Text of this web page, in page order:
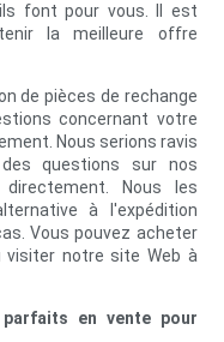
font pour vous. Il est
la meilleure offre
de pièces de rechange
concernant votre
Nous serions ravis
questions sur nos
Nous les
à l'expédition
Vous pouvez acheter
visiter notre site Web à
en vente pour